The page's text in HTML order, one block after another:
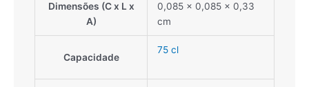
Dimensões (C x L x
A)
0,085 × 0,085 × 0,33
cm
Capacidade
75 cl